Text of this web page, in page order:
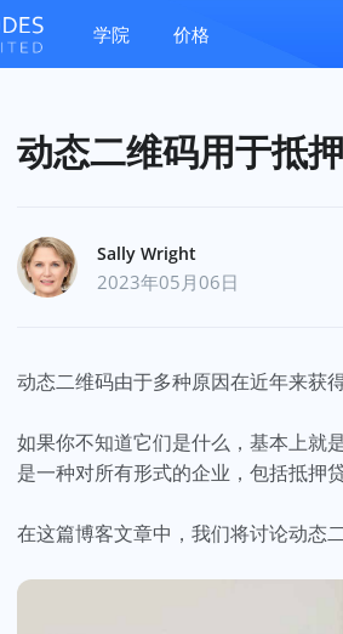
学院 价格
动态二维码用于抵
Sally Wright
2023年05月06日
动态二维码由于多种原因在近年来获
如果你不知道它们是什么，基本上就
是一种对所有形式的企业，包括抵押
在这篇博客文章中，我们将讨论动态